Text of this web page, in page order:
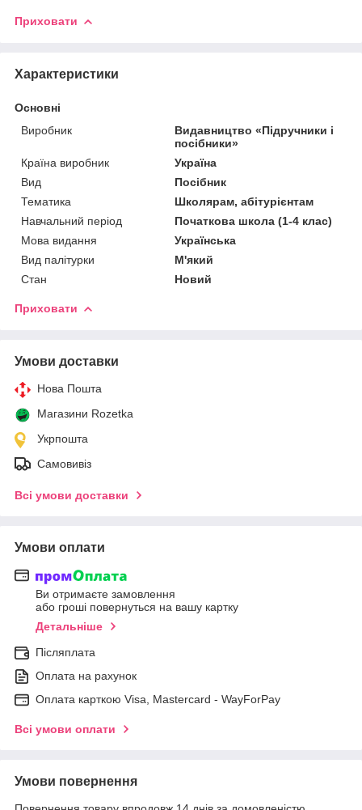
Приховати
Характеристики
Основні
Виробник
Видавництво «Підручники і
посібники»
Країна виробник
Україна
Вид
Посібник
Тематика
Школярам, абітурієнтам
Навчальний період
Початкова школа (1-4 клас)
Мова видання
Українська
Вид палітурки
М'який
Стан
Новий
Приховати
Умови доставки
Нова Пошта
Магазини Rozetka
Укрпошта
Самовивіз
Всі умови доставки
Умови оплати
Ви отримаєте замовлення
або гроші повернуться на вашу картку
Детальніше
Післяплата
Оплата на рахунок
Оплата карткою Visa, Mastercard - WayForPay
Всі умови оплати
Умови повернення